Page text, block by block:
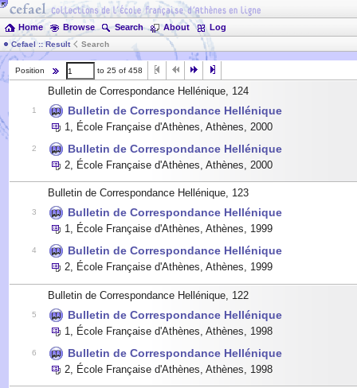
Home Browse Search About Log
Cefael :: Result Search
Position to 25 of 458
Bulletin de Correspondance Hellénique, 124
1 Bulletin de Correspondance Hellénique
1 École Française d'Athènes, Athènes 2000
2 Bulletin de Correspondance Hellénique
2 École Française d'Athènes, Athènes 2000
Bulletin de Correspondance Hellénique, 123
3 Bulletin de Correspondance Hellénique
1, École Française d'Athènes, Athènes, 1999
4 Bulletin de Correspondance Hellénique
2, École Française d'Athènes, Athènes, 1999
Bulletin de Correspondance Hellénique, 122
5 Bulletin de Correspondance Hellénique
1 École Française d'Athènes, Athènes 1998
6 Bulletin de Correspondance Hellénique
2 École Française d'Athènes, Athènes 1998